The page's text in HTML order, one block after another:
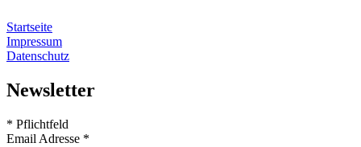
Startseite
Impressum
Datenschutz
Newsletter
* Pflichtfeld
Email Adresse *